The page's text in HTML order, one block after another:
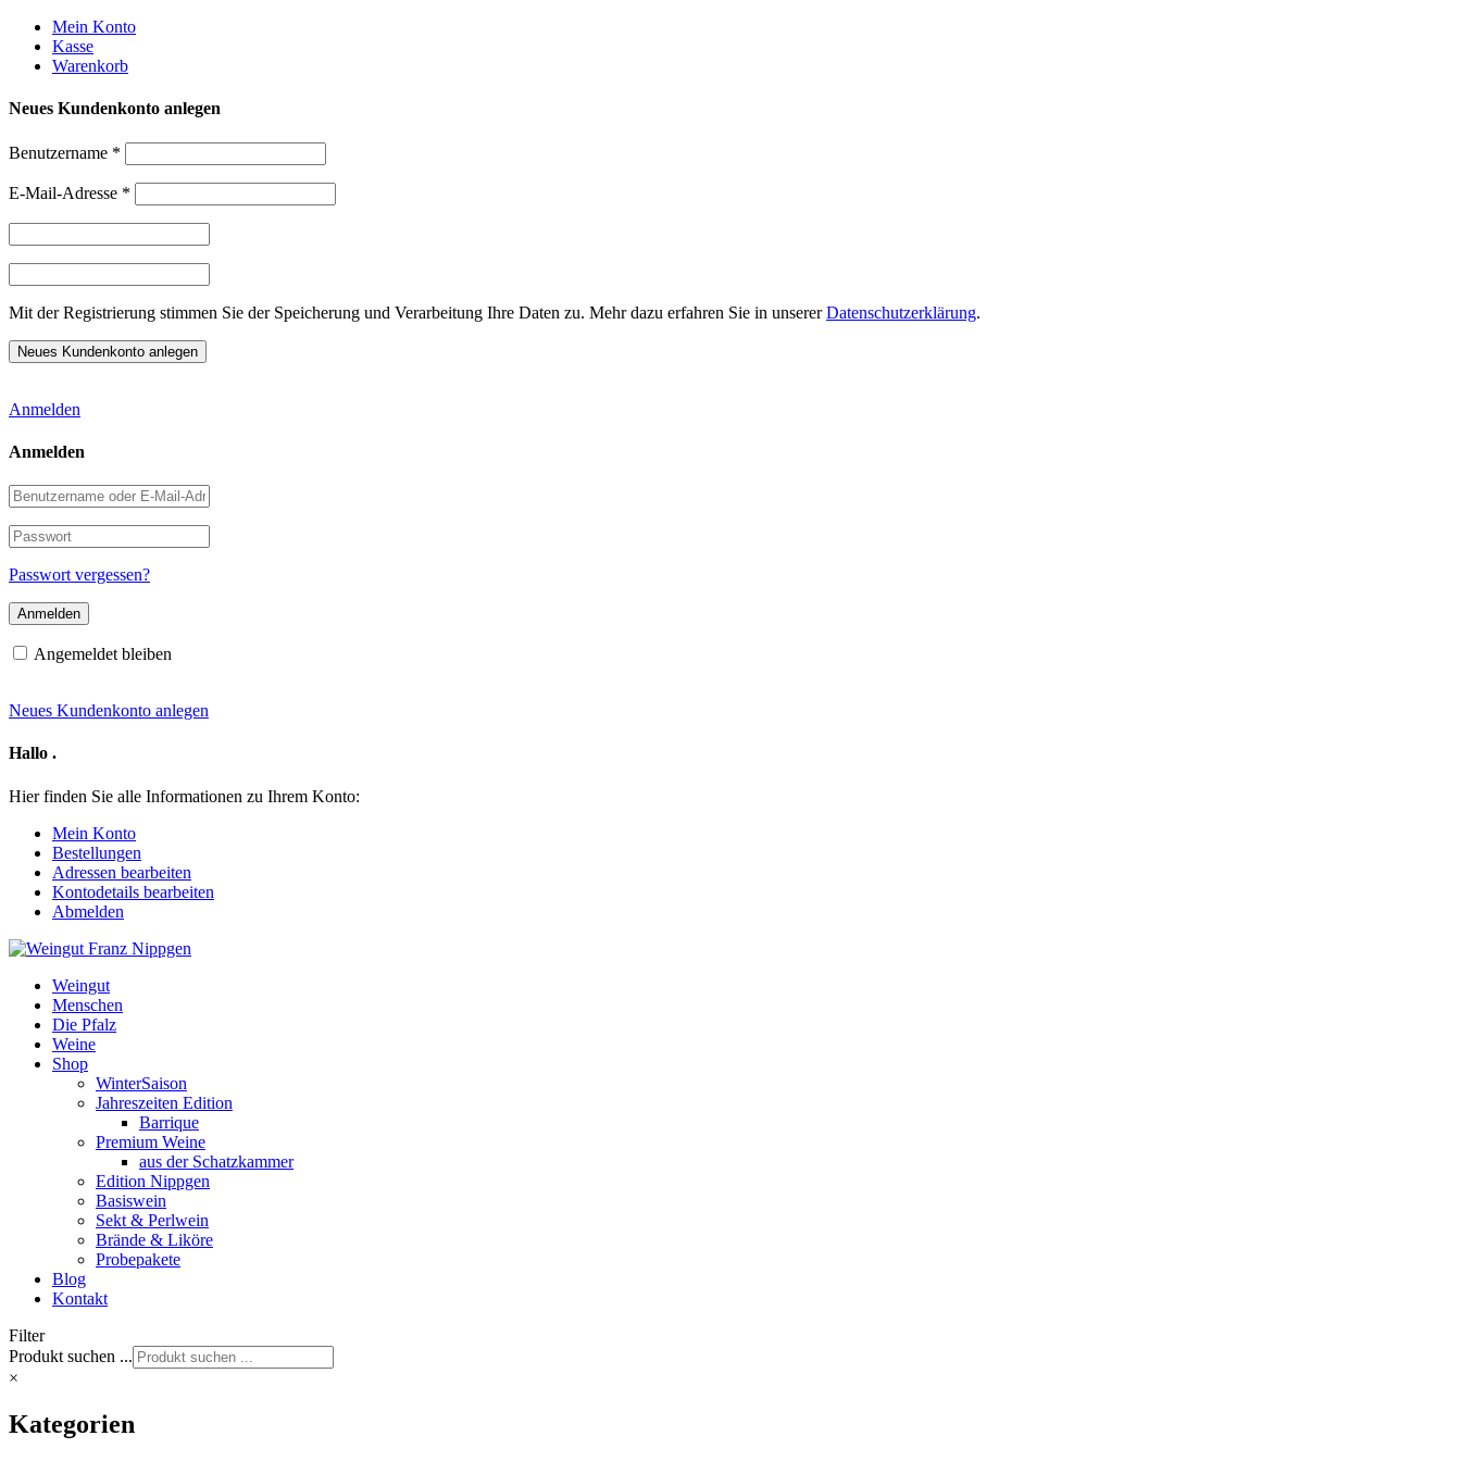
Weiter
zum
Inhalt
Mein Konto
Kasse
Warenkorb
Neues Kundenkonto anlegen
Benutzername *
E-Mail-Adresse *
Mit der Registrierung stimmen Sie der Speicherung und Verarbeitung Ihre Daten zu. Mehr dazu erfahren Sie in unsererDatenschutzerklärung.
Anmelden
Anmelden
Benutzername
oder
E-
Mail-
Adresse
Passwort
Passwort vergessen?
Angemeldet bleiben
Neues Kundenkonto anlegen
Hallo .
Hier finden Sie alle Informationen zu Ihrem Konto:
Mein Konto
Bestellungen
Adressen bearbeiten
Kontodetails bearbeiten
Abmelden
Weingut
Menschen
Die Pfalz
Weine
Shop
WinterSaison
Jahreszeiten Edition
Barrique
Premium Weine
aus der Schatzkammer
Edition Nippgen
Basiswein
Sekt & Perlwein
Brände & Liköre
Probepakete
Blog
Kontakt
Filter
Produkt suchen ...
×
Kategorien